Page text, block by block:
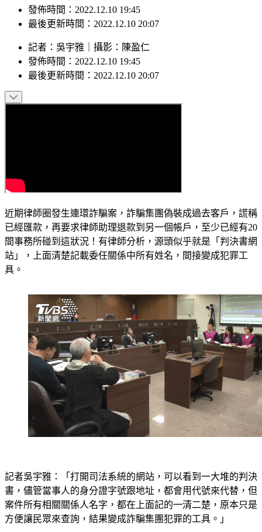
記者：吳宇雅｜攝影：陳盈仁
發佈時間：2022.12.10 19:45
記者：吳宇雅｜攝影：陳盈仁
發佈時間：2022.12.10 19:45
近期律師圈發生連環詐騙案，詐騙集團偽裝成過去客戶，謊稱
已經匯款，再要求律師助理退款到另一個帳戶，至少已經有20
間事務所碰到這狀況！有律師分析，源頭似乎就是「判決書網
站」，上面清楚記載委任關係中所有姓名，間接變成犯罪工
記者吳宇雅：「打開司法系統的網站，可以看到一大堆的判決
書，儘管當事人的身分證字號跟地址，都會用代號來代替，但
案件所有相關關係人名字，都在上面記的一清二楚，原本只是